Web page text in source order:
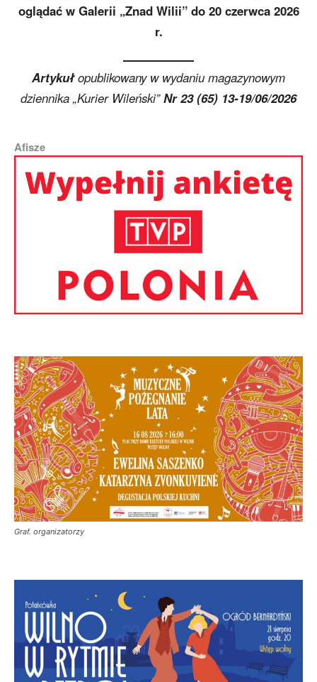
oglądać w Galerii „Znad Wilii” do 20 czerwca 2026
r.
Artykułopublikowany w wydaniu magazynowym
dziennika „Kurier Wileński”Nr 23 (65) 13-19/06/2026
Afisze
Graf. organizatorzy